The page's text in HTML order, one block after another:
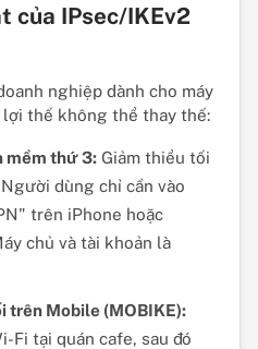
của IPsec/IKEv2
nghiệp dành cho máy
thế không thể thay thế:
mềm thứ 3:Giảm thiểu tối
dùng chỉ cần vào
trên iPhone hoặc
chủ và tài khoản là
trên Mobile (MOBIKE):
Fi tại quán cafe, sau đó